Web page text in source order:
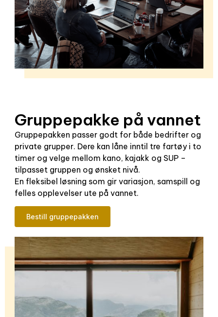
Gruppepakke på vannet
Gruppepakken passer godt for både bedrifter og
private grupper. Dere kan låne inntil tre fartøy i to
timer og velge mellom kano, kajakk og SUP –
tilpasset gruppen og ønsket nivå.
En fleksibel løsning som gir variasjon, samspill og
felles opplevelser ute på vannet.
Bestill gruppepakken